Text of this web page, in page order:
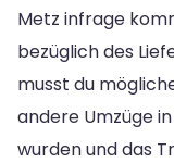
Metz infrage
bezüglich des
musst du
andere Umzüge
wurden und das